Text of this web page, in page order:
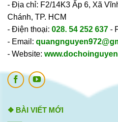
- Địa chỉ: F2/14K3 Ấp 6, Xã
Chánh, TP. HCM
- Điện thoại: 028. 54 252 637 -
- Email:
- Website:
❖ BÀI VIẾT MỚI